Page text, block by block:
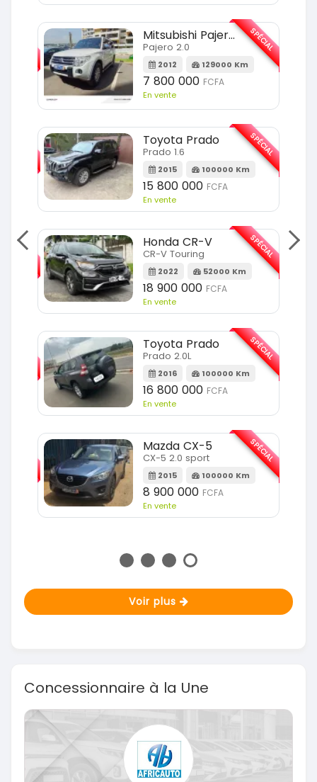
SPÉCIAL
Mitsubishi Pajero
Pajero 2.0
2012 129000 Km
7 800 000 FCFA
En vente
SPÉCIAL
Toyota Prado
Prado 1.6
2015 100000 Km
15 800 000 FCFA
En vente
SPÉCIAL
Honda CR-V
CR-V Touring
2022 52000 Km
18 900 000 FCFA
En vente
SPÉCIAL
Toyota Prado
Prado 2.0L
2016 100000 Km
16 800 000 FCFA
En vente
SPÉCIAL
Mazda CX-5
CX-5 2.0 sport
2015 100000 Km
8 900 000 FCFA
En vente
SPÉCIAL
Voir plus
Concessionnaire à la Une